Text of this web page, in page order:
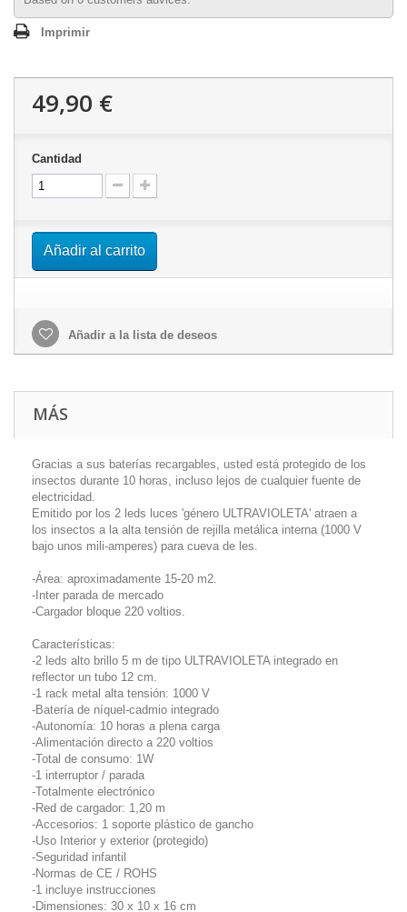
Imprimir
49,90 €
Cantidad
Añadir al carrito
Añadir a la lista de deseos
MÁS
Gracias a sus baterías recargables, usted está protegido de los
insectos durante 10 horas, incluso lejos de cualquier fuente de
electricidad.
Emitido por los 2 leds luces 'género ULTRAVIOLETA' atraen a
los insectos a la alta tensión de rejilla metálica interna (1000 V
bajo unos mili-amperes) para cueva de les.
-Área: aproximadamente 15-20 m2.
-Inter parada de mercado
-Cargador bloque 220 voltios.
Características:
-2 leds alto brillo 5 m de tipo ULTRAVIOLETA integrado en
reflector un tubo 12 cm.
-1 rack metal alta tensión: 1000 V
-Batería de níquel-cadmio integrado
-Autonomía: 10 horas a plena carga
-Alimentación directo a 220 voltios
-Total de consumo: 1W
-1 interruptor / parada
-Totalmente electrónico
-Red de cargador: 1,20 m
-Accesorios: 1 soporte plástico de gancho
-Uso Interior y exterior (protegido)
-Seguridad infantil
-Normas de CE / ROHS
-1 incluye instrucciones
-Dimensiones: 30 x 10 x 16 cm